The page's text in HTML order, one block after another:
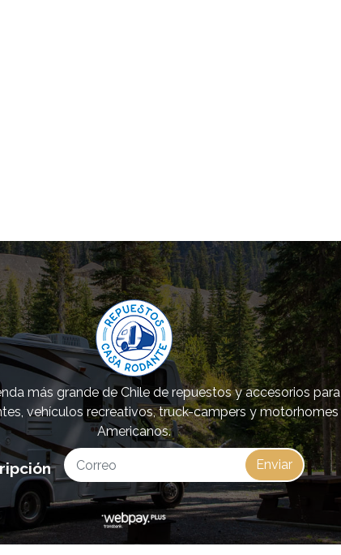
más grande de Chile de repuestos y accesorios para
vehículos recreativos, truck-campers y motorhomes
Americanos.
Enviar